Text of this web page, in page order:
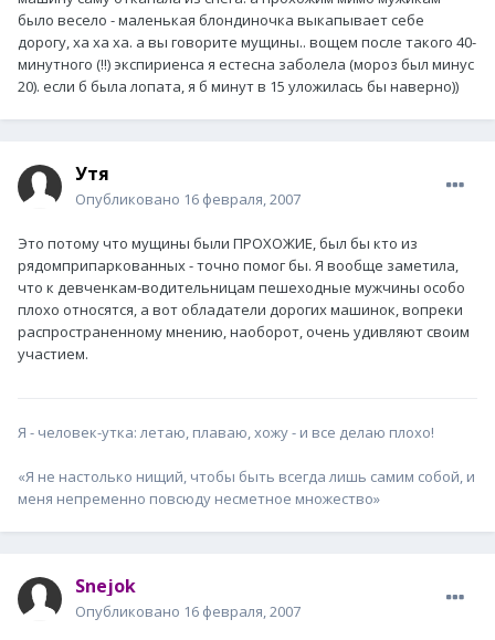
было весело - маленькая блондиночка выкапывает себе
дорогу, ха ха ха. а вы говорите мущины.. вощем после такого 40-
минутного (!!) экспириенса я естесна заболела (мороз был минус
20). если б была лопата, я б минут в 15 уложилась бы наверно))
Утя
Опубликовано 16 февраля, 2007
Это потому что мущины были ПРОХОЖИЕ, был бы кто из
рядомприпаркованных - точно помог бы. Я вообще заметила,
что к девченкам-водительницам пешеходные мужчины особо
плохо относятся, а вот обладатели дорогих машинок, вопреки
распространенному мнению, наоборот, очень удивляют своим
участием.
Я - человек-утка: летаю, плаваю, хожу - и все делаю плохо!
«Я не настолько нищий, чтобы быть всегда лишь самим собой, и
меня непременно повсюду несметное множество»
Snejok
Опубликовано 16 февраля, 2007